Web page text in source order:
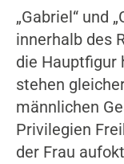
„Gabriel“ und
innerhalb des
die Hauptfigur
stehen
männlichen
Privilegien
der Frau